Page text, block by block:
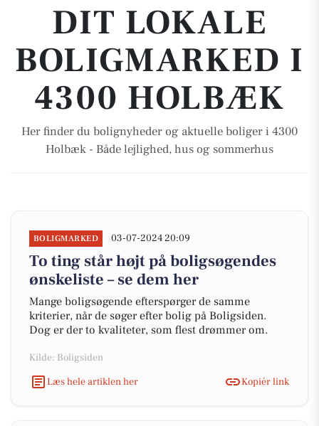
DIT LOKALE
BOLIGMARKED I
4300 HOLBÆK
Her finder du bolignyheder og aktuelle boliger i 4300
Holbæk - Både lejlighed, hus og sommerhus
BOLIGMARKED 03-07-2024 20:09
To ting står højt på boligsøgendes
ønskeliste – se dem her
Mange boligsøgende efterspørger de samme
kriterier, når de søger efter bolig på Boligsiden.
Dog er der to kvaliteter, som flest drømmer om.
Kilde: Boligsiden
Læs hele artiklen her
Kopiér link